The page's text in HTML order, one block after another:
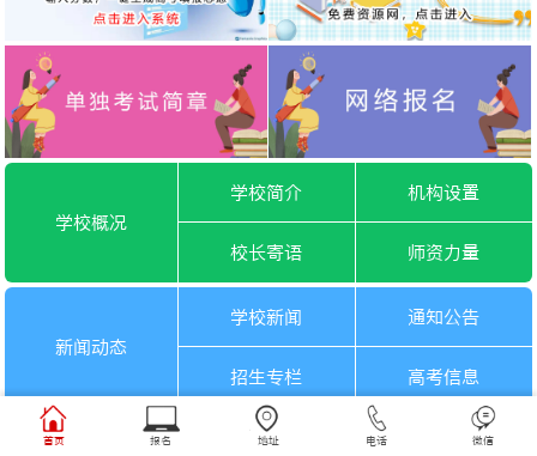
学校概况
学校简介 机构设置
校长寄语 师资力量
新闻动态
学校新闻 通知公告
招生专栏 高考信息
一月选考 六月选考
首页 报名 地址 电话 微信